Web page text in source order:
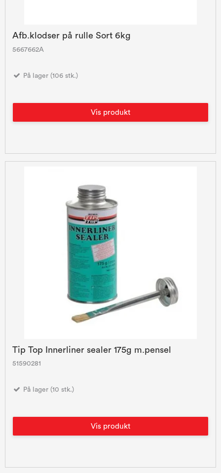
Afb.klodser på rulle Sort 6kg
5667662A
På lager (106 stk.)
Vis produkt
Tip Top Innerliner sealer 175g m.pensel
51590281
På lager (10 stk.)
Vis produkt